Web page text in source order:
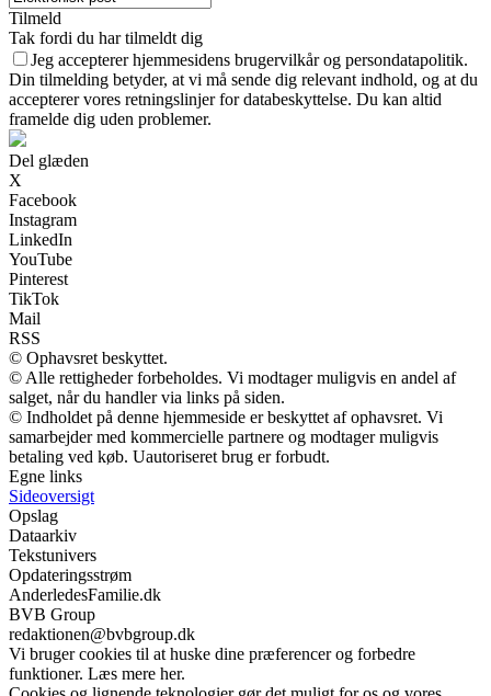
Tilmeld
Tak fordi du har tilmeldt dig
Jeg accepterer hjemmesidens brugervilkår og persondatapolitik.
Din tilmelding betyder, at vi må sende dig relevant indhold, og at du
accepterer vores retningslinjer for databeskyttelse. Du kan altid
framelde dig uden problemer.
Del glæden
X
Facebook
Instagram
LinkedIn
YouTube
Pinterest
TikTok
Mail
RSS
© Ophavsret beskyttet.
© Alle rettigheder forbeholdes. Vi modtager muligvis en andel af
salget, når du handler via links på siden.
© Indholdet på denne hjemmeside er beskyttet af ophavsret. Vi
samarbejder med kommercielle partnere og modtager muligvis
betaling ved køb. Uautoriseret brug er forbudt.
Egne links
Sideoversigt
Opslag
Dataarkiv
Tekstunivers
Opdateringsstrøm
AnderledesFamilie.dk
BVB Group
redaktionen@bvbgroup.dk
Vi bruger cookies til at huske dine præferencer og forbedre
funktioner. Læs mere her.